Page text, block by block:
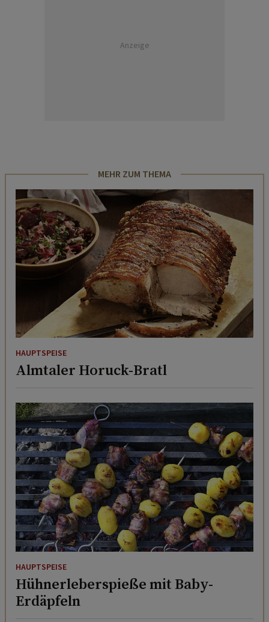
Anzeige
MEHR ZUM THEMA
HAUPTSPEISE
Almtaler Horuck-Bratl
HAUPTSPEISE
Hühnerleberspieße mit Baby-
Erdäpfeln